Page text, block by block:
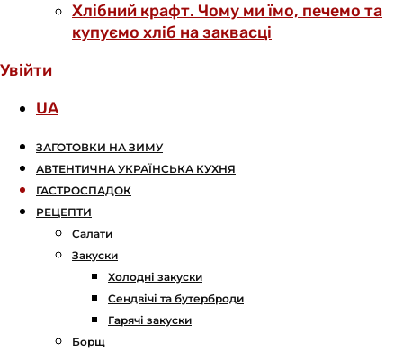
Хлібний крафт. Чому ми їмо, печемо та
купуємо хліб на заквасці
Увійти
UA
ЗАГОТОВКИ НА ЗИМУ
АВТЕНТИЧНА УКРАЇНСЬКА КУХНЯ
ГАСТРОСПАДОК
РЕЦЕПТИ
Салати
Закуски
Холодні закуски
Сендвічі та бутерброди
Гарячі закуски
Борщ